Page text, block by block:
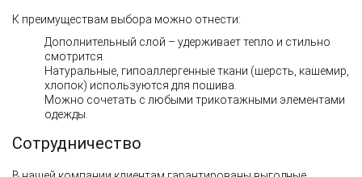
К преимуществам выбора можно отнести:
Дополнительный слой – удерживает тепло и стильно
смотрится.
Натуральные, гипоаллергенные ткани (шерсть, кашемир,
хлопок) используются для пошива.
Можно сочетать с любыми трикотажными элементами
одежды.
Сотрудничество